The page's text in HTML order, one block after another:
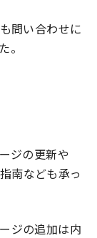
問い合わせに
。
ジの更新や
南なども承っ
ジの追加は内